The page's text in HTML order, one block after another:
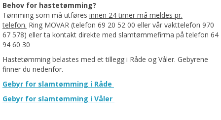
Behov for hastetømming?
Tømming som må utføres innen 24 timer må meldes pr.
telefon. Ring MOVAR (telefon 69 20 52 00 eller vår vakttelefon 970
67 578) eller ta kontakt direkte med slamtømmefirma på telefon 64
94 60 30
Hastetømming belastes med et tillegg i Råde og Våler. Gebyrene
finner du nedenfor.
Gebyr for slamtømming i Råde
Gebyr for slamtømming i Våler